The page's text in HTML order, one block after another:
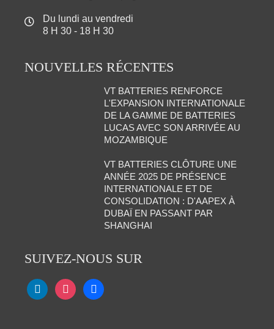
Du lundi au vendredi
8 H 30 - 18 H 30
NOUVELLES RÉCENTES
VT BATTERIES RENFORCE
L'EXPANSION INTERNATIONALE
DE LA GAMME DE BATTERIES
LUCAS AVEC SON ARRIVÉE AU
MOZAMBIQUE
VT BATTERIES CLÔTURE UNE
ANNÉE 2025 DE PRÉSENCE
INTERNATIONALE ET DE
CONSOLIDATION : D'AAPEX À
DUBAÏ EN PASSANT PAR
SHANGHAI
SUIVEZ-NOUS SUR